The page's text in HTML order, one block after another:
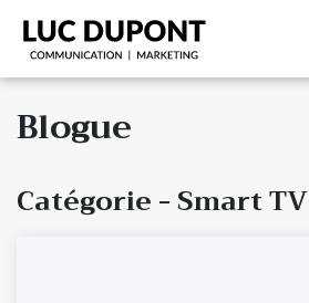
Blogue
Catégorie - Smart TV